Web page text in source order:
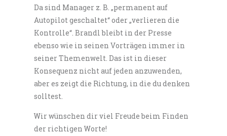
Da sind Manager z. B. „permanent auf
Autopilot geschaltet“ oder „verlieren die
Kontrolle“. Brandl bleibt in der Presse
ebenso wie in seinen Vorträgen immer in
seiner Themenwelt. Das ist in dieser
Konsequenz nicht auf jeden anzuwenden,
aber es zeigt die Richtung, in die du denken
solltest.
Wir wünschen dir viel Freude beim Finden
der richtigen Worte!